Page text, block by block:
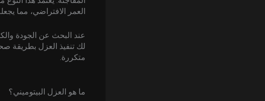
العمر الافتراضي، مما
عند البحث عن الجودة
لك تنفيذ العزل بطريقة
متكررة.
ما هو العزل البيتوميني؟